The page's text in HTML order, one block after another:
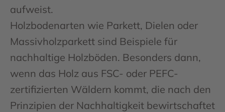
aufweist.
Holzbodenarten wie Parkett, Dielen oder
Massivholzparkett sind Beispiele für
nachhaltige Holzböden. Besonders dann,
wenn das Holz aus FSC- oder PEFC-
zertifizierten Wäldern kommt, die nach den
Prinzipien der Nachhaltigkeit bewirtschaftet